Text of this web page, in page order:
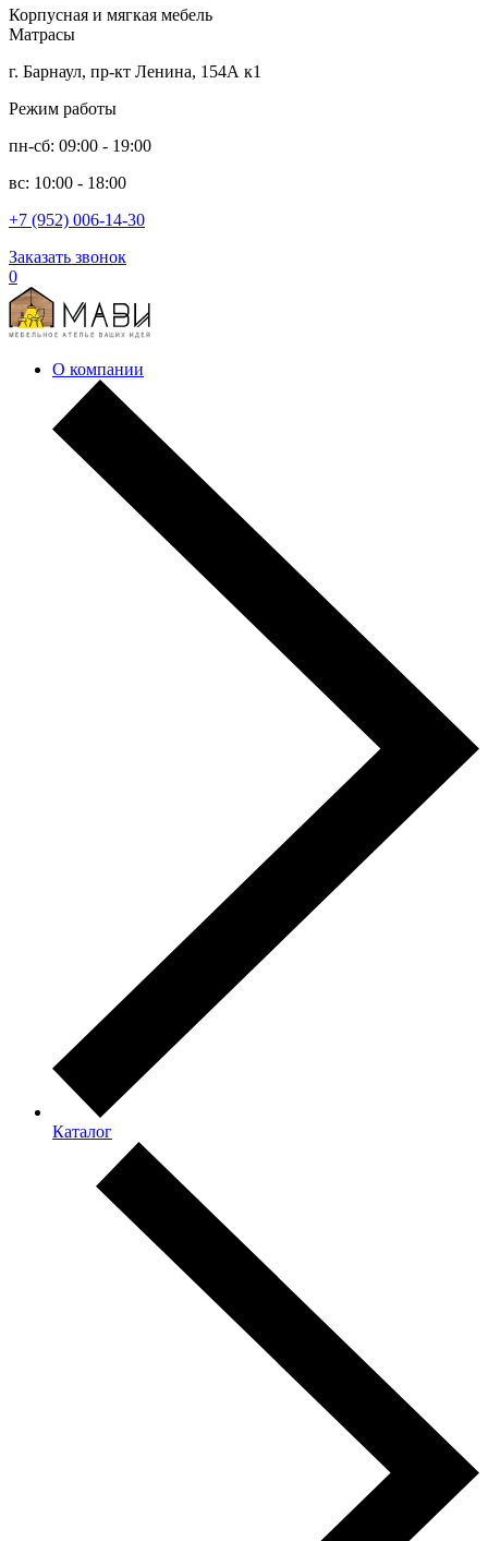
Корпусная и мягкая мебель
Матрасы
г. Барнаул, пр-кт Ленина, 154А к1
Режим работы
пн-сб: 09:00 - 19:00
вс: 10:00 - 18:00
+7 (952) 006-14-30
Заказать звонок
0
О компании
Каталог